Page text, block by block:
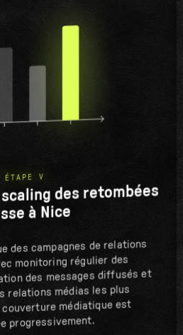
ÉTAPE V
des retombées
à Nice
des campagnes de relations
monitoring régulier des
des messages diffusés et
relations médias les plus
médiatique est
progressivement.